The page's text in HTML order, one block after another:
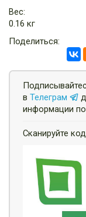
Вес:
0.16 кг
Поделиться:
в Телеграм
информации по
Сканируйте